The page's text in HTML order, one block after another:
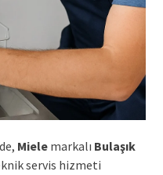
Mielemarkalı Bulaşık
servis hizmeti